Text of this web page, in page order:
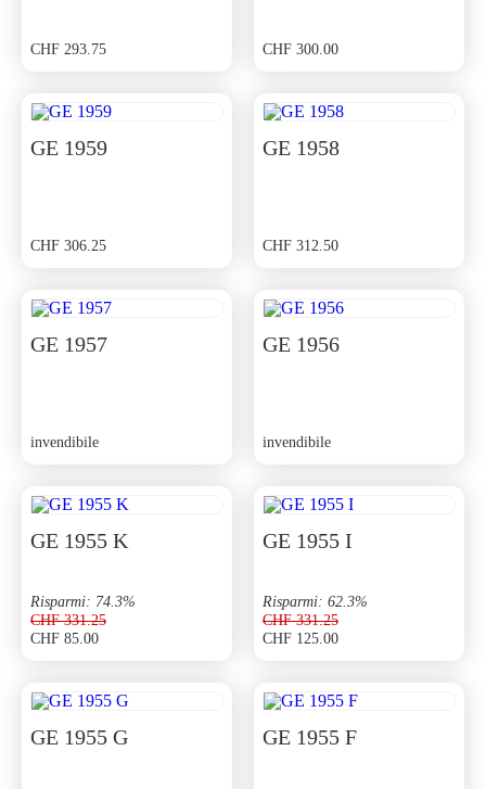
CHF 293.75 CHF 300.00
GE 1959
CHF 306.25
GE 1958
CHF 312.50
GE 1957
invendibile
GE 1956
invendibile
GE 1955 K
CHF331.25
originale
era:
CHF 331.25.
CHF 85.00
attuale
è:
CHF 85.00.
Risparmi: 74.3%
GE 1955 I
CHF331.25
originale
era:
CHF 331.25.
CHF 125.00
attuale
è:
CHF 125.00.
Risparmi: 62.3%
GE 1955 G GE 1955 F